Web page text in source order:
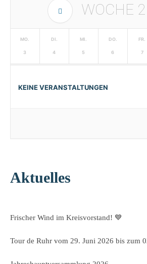
WOCHE 2
MO.
3
DI.
4
MI.
5
DO.
6
FR.
7
KEINE VERANSTALTUNGEN
Aktuelles
Frischer Wind im Kreisvorstand! 💙
Tour de Ruhr vom 29. Juni 2026 bis zum